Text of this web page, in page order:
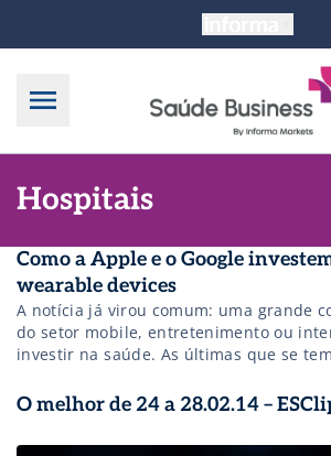
Hospitais
Como a Apple e o Google
wearable devices
A notícia já virou comum: uma grande
do setor mobile, entretenimento ou
investir na saúde. As últimas que se
Google também querem a sua fatia do
O melhor de 24 a 28.02.14 –